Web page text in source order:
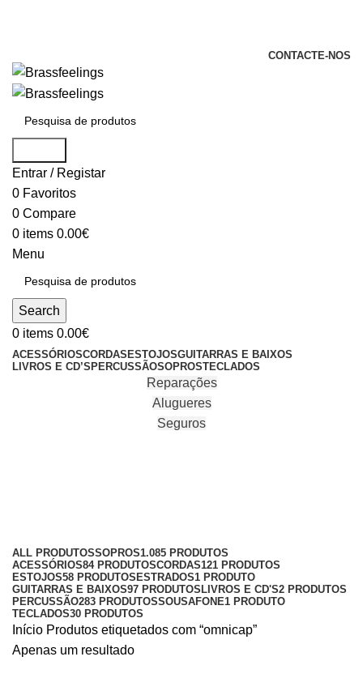
CONTACTE-NOS
Entrar / Registar
0 Favoritos
0 Compare
0 items 0.00€
Menu
Search
0 items 0.00€
ACESSÓRIOSCORDAS ESTOJOSGUITARRAS E BAIXOS
LIVROS E CD’S PERCUSSÃOSOPROSTECLADOS
Reparações
Alugueres
Seguros
ALL PRODUTOSSOPROS1.085 PRODUTOS
ACESSÓRIOS84 PRODUTOSCORDAS121 PRODUTOS
ESTOJOS58 PRODUTOS ESTRADOS1 PRODUTO
GUITARRAS E BAIXOS97 PRODUTOS LIVROS E CD'S2 PRODUTOS
PERCUSSÃO283 PRODUTOSSOUSAFONE1 PRODUTO
TECLADOS30 PRODUTOS
Início Produtos etiquetados com “omnicap”
Apenas um resultado